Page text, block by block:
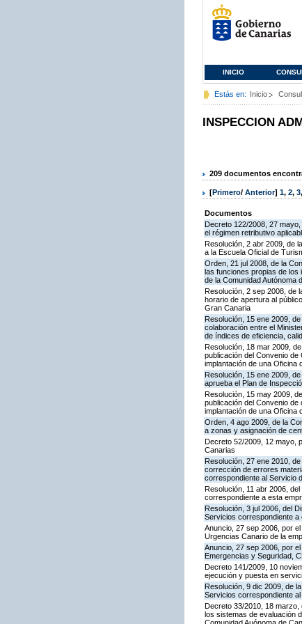
INICIO
Estás en: Inicio
INSPECCION
209 documentos
[Primero/ Anterior] 1, 2, 3,
Documentos
Decreto 122/2008, 27
el régimen retributivo
Resolución, 2 abr 2009, de
a la Escuela Oficial de
Orden, 21 jul 2008, de la
las funciones propias de
de la Comunidad Autónoma
Resolución, 2 sep 2008, de
horario de apertura al
Gran Canaria
Resolución, 15 ene 2009,
colaboración entre el
de índices de eficiencia,
Resolución, 18 mar 2009,
publicación del Convenio
implantación de una Oficina
Resolución, 15 ene 2009,
aprueba el Plan de
Resolución, 15 may 2009,
publicación del Convenio
implantación de una Oficina
Orden, 4 ago 2009, de la
a zonas y asignación de
Decreto 52/2009, 12 mayo,
Canarias
Resolución, 27 ene 2010,
corrección de errores
correspondiente al Servicio
Resolución, 11 abr 2006,
correspondiente a esta
Resolución, 3 jul 2006, del
Servicios correspondiente a
Anuncio, 27 sep 2006, por
Urgencias Canario de la
Anuncio, 27 sep 2006, por
Emergencias y Seguridad,
Decreto 141/2009, 10
ejecución y puesta en
Resolución, 9 dic 2009, de
Servicios correspondiente
Decreto 33/2010, 18
los sistemas de evaluación